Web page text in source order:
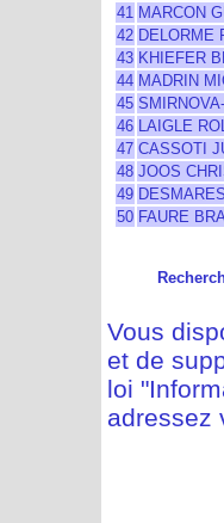
41 MARCON
42 DELORME
43 KHIEFER
44 MADRIN
45
46 LAIGLE
47 CASSOTI
48 JOOS
49
50 FAURE
Vous
et de
loi
adressez